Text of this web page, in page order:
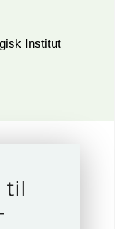
Institut
til